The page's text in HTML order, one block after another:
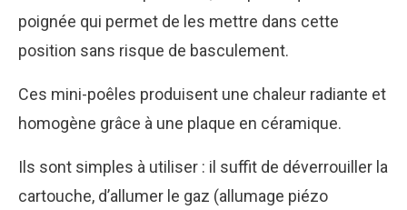
poignée qui permet de les mettre dans cette
position sans risque de basculement.
Ces mini-poêles produisent une chaleur radiante et
homogène grâce à une plaque en céramique.
Ils sont simples à utiliser : il suffit de déverrouiller la
cartouche, d’allumer le gaz (allumage piézo